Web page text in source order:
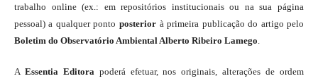
trabalho online (ex.: em repositórios institucionais ou na sua página
pessoal) a qualquer ponto posterior à primeira publicação do artigo pelo
Boletim do Observatório Ambiental Alberto Ribeiro Lamego
A Essentia Editora poderá efetuar, nos originais, alterações de ordem